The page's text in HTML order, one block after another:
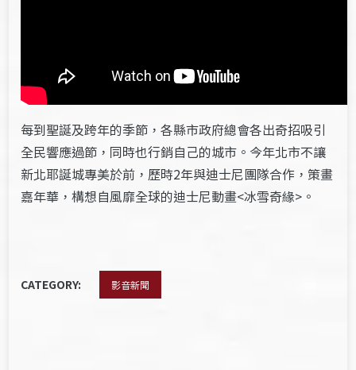
每到聖誕及跨年的季節，各縣市政府總會各出奇招吸引
全民響應過節，同時也行銷自己的城市。今年北市不讓
新北耶誕城專美於前，歷時2年與迪士尼團隊合作，策畫
嘉年華，構想自風靡全球的迪士尼動畫<冰雪奇緣>。
CATEGORY: 影音新聞